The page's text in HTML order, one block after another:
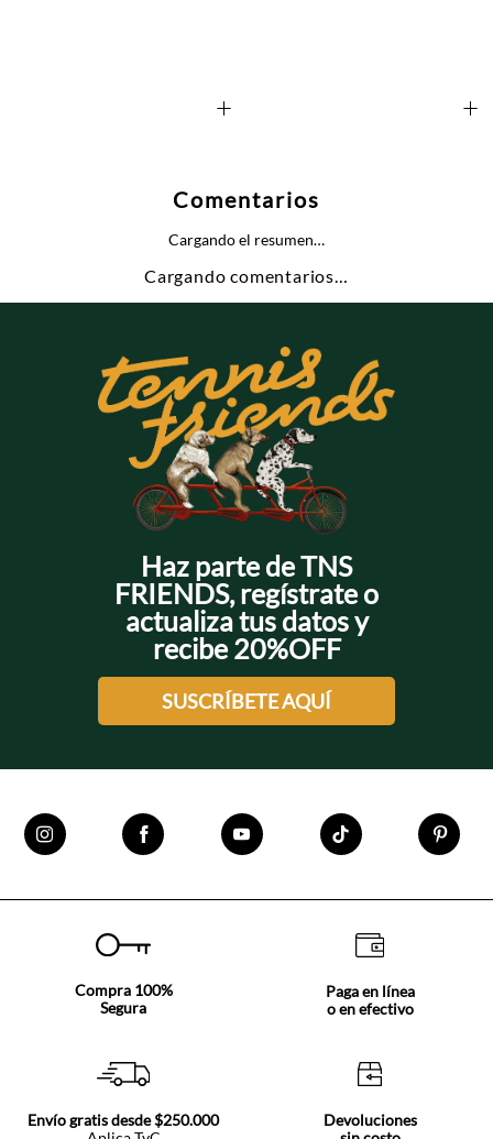
+ +
Comentarios
Cargando el resumen…
Cargando comentarios…
Haz parte de TNS
FRIENDS, regístrate o
actualiza tus datos y
recibe 20%OFF
SUSCRÍBETE AQUÍ
Compra 100%
Segura
Paga en línea
o en efectivo
Envío gratis desde $250.000
Devoluciones